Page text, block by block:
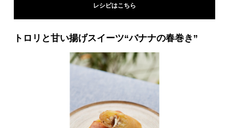
レシピはこちら
トロリと甘い揚げスイーツ“バナナの春巻き”